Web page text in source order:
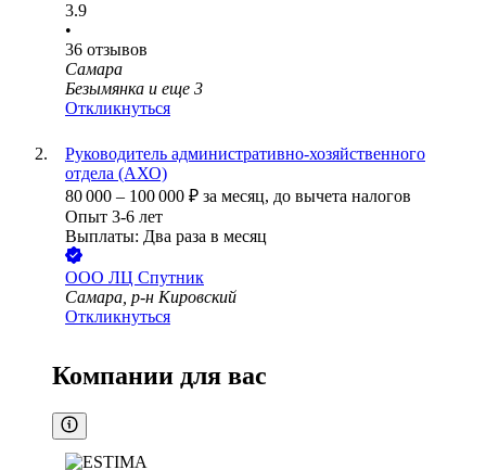
3.9
•
36 отзывов
Самара
Безымянка и еще 3
Откликнуться
Руководитель административно-хозяйственного
отдела (АХО)
80 000 – 100 000 ₽ за месяц, до вычета налогов
Опыт 3-6 лет
Выплаты: Два раза в месяц
ООО ЛЦ Спутник
Самара, р-н Кировский
Откликнуться
Компании для вас